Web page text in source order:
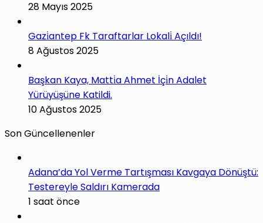
28 Mayıs 2025
Gazi̇antep Fk Taraftarlar Lokali̇ Açıldı!
8 Ağustos 2025
Başkan Kaya, Matti̇a Ahmet İçi̇n Adalet
Yürüyüşüne Katildi.
10 Ağustos 2025
Son Güncellenenler
Adana’da Yol Verme Tartışması Kavgaya Dönüştü:
Testereyle Saldırı Kamerada
1 saat önce